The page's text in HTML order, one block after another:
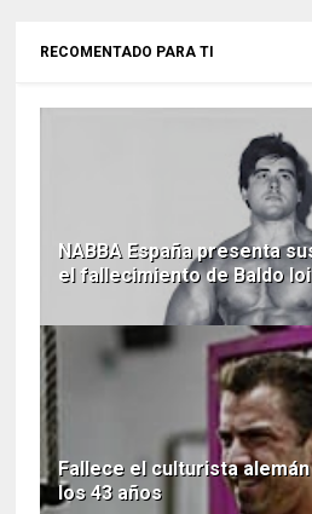
RECOMENTADO PARA TI
NABBA España presenta
el fallecimiento de Baldo
Fallece el culturista
los 43 años